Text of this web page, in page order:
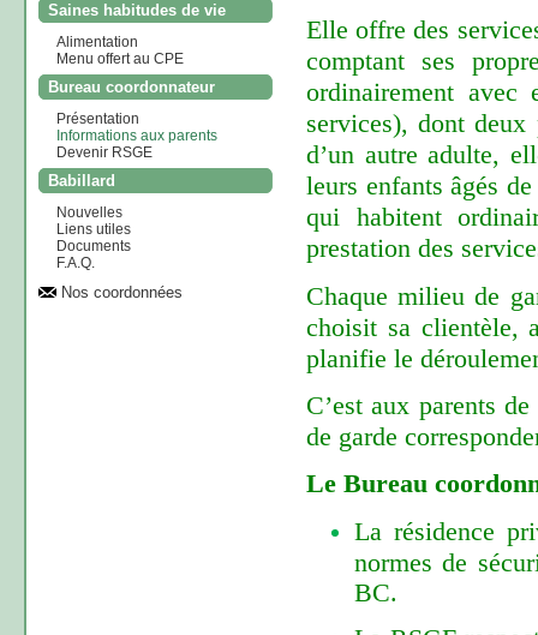
Saines habitudes de vie
Alimentation
Menu offert au CPE
Bureau coordonnateur
Présentation
Informations aux parents
Devenir RSGE
Babillard
Nouvelles
Liens utiles
Documents
F.A.Q.
Nos coordonnées
Elle offre des
comptant ses
ordinairement
services), dont
d’un autre adulte,
leurs enfants âgés
qui habitent
prestation des
Chaque milieu de
choisit sa clientèle,
planifie le
C’est aux parents
de garde
Le Bureau
La résidence
normes de
BC.